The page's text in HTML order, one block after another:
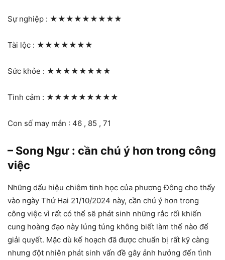
Sự nghiệp : ★★★★★★★★★
Tài lộc : ★★★★★★★
Sức khỏe : ★★★★★★★★
Tình cảm : ★★★★★★★★★
Con số may mắn : 46 , 85 , 71
– Song Ngư : cần chú ý hơn trong công
việc
Những dấu hiệu chiêm tinh học của phương Đông cho thấy
vào ngày Thứ Hai 21/10/2024 này, cần chú ý hơn trong
công việc vì rất có thể sẽ phát sinh những rắc rối khiến
cung hoàng đạo này lúng túng không biết làm thế nào để
giải quyết. Mặc dù kế hoạch đã được chuẩn bị rất kỹ càng
nhưng đột nhiên phát sinh vấn đề gây ảnh hưởng đến tình